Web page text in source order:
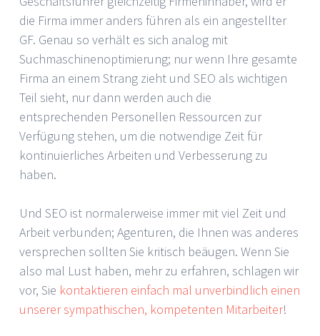
die Firma immer anders führen als ein angestellter
GF. Genau so verhält es sich analog mit
Suchmaschinenoptimierung; nur wenn Ihre gesamte
Firma an einem Strang zieht und SEO als wichtigen
Teil sieht, nur dann werden auch die
entsprechenden Personellen Ressourcen zur
Verfügung stehen, um die notwendige Zeit für
kontinuierliches Arbeiten und Verbesserung zu
haben.
Und SEO ist normalerweise immer mit viel Zeit und
Arbeit verbunden; Agenturen, die Ihnen was anderes
versprechen sollten Sie kritisch beäugen. Wenn Sie
also mal Lust haben, mehr zu erfahren, schlagen wir
vor, Sie kontaktieren einfach mal unverbindlich einen
unserer sympathischen, kompetenten Mitarbeiter!